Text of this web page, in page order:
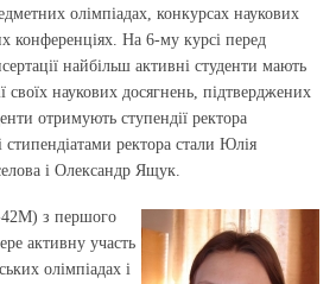
олімпіадах, конкурсах наукових
конференціях. На 6-му курсі перед
найбільш активні студенти мають
своїх наукових досягнень, підтверджених
отримують ступендії ректора
стипендіатами ректора стали Юлія
і Олександр Ящук.
з першого
активну участь
олімпіадах і